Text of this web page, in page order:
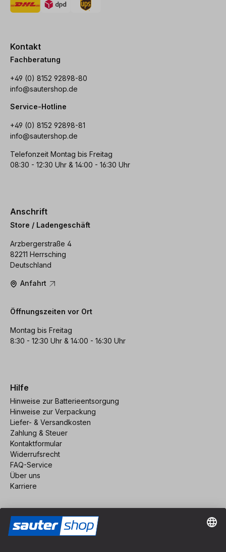
Kontakt
Fachberatung
+49 (0) 8152 92898-80
info@sautershop.de
Service-Hotline
+49 (0) 8152 92898-81
info@sautershop.de
Telefonzeit Montag bis Freitag
08:30 - 12:30 Uhr & 14:00 - 16:30 Uhr
Anschrift
Store / Ladengeschäft
Arzbergerstraße 4
82211 Herrsching
Deutschland
Anfahrt
Öffnungszeiten vor Ort
Montag bis Freitag
8:30 - 12:30 Uhr & 14:00 - 16:30 Uhr
Hilfe
Hinweise zur Batterieentsorgung
Hinweise zur Verpackung
Liefer- & Versandkosten
Zahlung & Steuer
Kontaktformular
Widerrufsrecht
FAQ-Service
Über uns
Karriere